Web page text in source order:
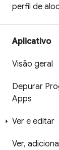
perfil de
Aplicativo
Visão geral
Depurar
Apps
Ver e editar
Ver,